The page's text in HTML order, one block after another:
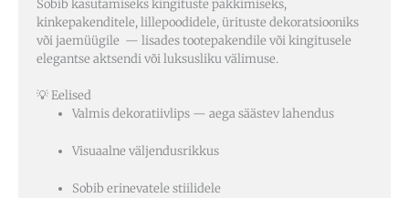
Sobib kasutamiseks kingituste pakkimiseks,
kinkepakenditele, lillepoodidele, ürituste dekoratsiooniks
või jaemüügile — lisades tootepakendile või kingitusele
elegantse aktsendi või luksusliku välimuse.
💡 Eelised
Valmis dekoratiivlips — aega säästev lahendus
Visuaalne väljendusrikkus
Sobib erinevatele stiilidele